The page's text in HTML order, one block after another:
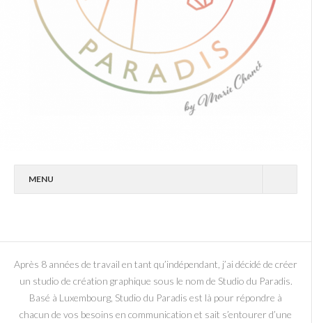
MENU
PHOTOS
Après 8 années de travail en tant qu’indépendant, j’ai décidé de créer
un studio de création graphique sous le nom de Studio du Paradis.
Basé à Luxembourg, Studio du Paradis est là pour répondre à
chacun de vos besoins en communication et sait s’entourer d’une